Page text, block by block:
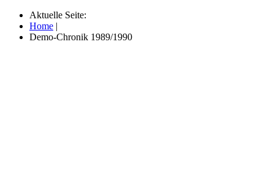
Aktuelle Seite:
Home |
Demo-Chronik 1989/1990